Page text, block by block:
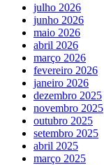
julho 2026
junho 2026
maio 2026
abril 2026
março 2026
fevereiro 2026
janeiro 2026
dezembro 2025
novembro 2025
outubro 2025
setembro 2025
abril 2025
março 2025